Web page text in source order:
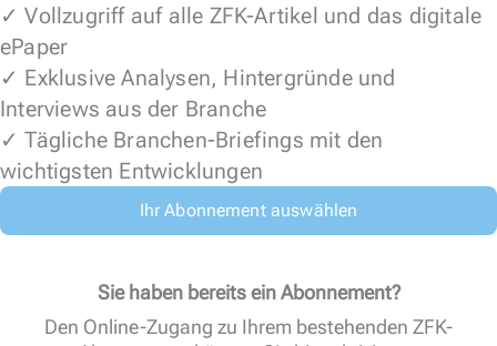
✓ Vollzugriff auf alle ZFK-Artikel und das digitale
ePaper
✓ Exklusive Analysen, Hintergründe und
Interviews aus der Branche
✓ Tägliche Branchen-Briefings mit den
wichtigsten Entwicklungen
Ihr Abonnement auswählen
Sie haben bereits ein Abonnement?
Den Online-Zugang zu Ihrem bestehenden ZFK-